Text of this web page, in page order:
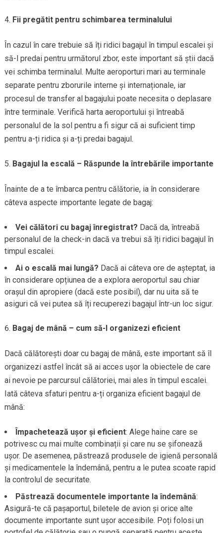
Fii pregătit pentru schimbarea terminalului
În cazul în care trebuie să îți ridici bagajul în timpul escalei și
să-l predai pentru următorul zbor, este important să știi dacă
vei schimba terminalul. Multe aeroporturi mari au terminale
separate pentru zborurile interne și internaționale, iar
procesul de transfer al bagajului poate necesita o deplasare
între terminale. Verifică harta aeroportului și întreabă
personalul de la sol pentru a fi sigur că ai suficient timp
pentru a-ți ridica și a-ți predai bagajul.
Bagajul la escală – Răspunde la întrebările importante
Înainte de a te îmbarca pentru călătorie, ia în considerare
câteva aspecte importante legate de bagaj:
Vei călători cu bagaj înregistrat? Dacă da, întreabă
personalul de la check-in dacă va trebui să îți ridici bagajul în
timpul escalei.
Ai o escală mai lungă? Dacă ai câteva ore de așteptat, ia
în considerare opțiunea de a explora aeroportul sau chiar
orașul din apropiere (dacă este posibil), dar nu uita să te
asiguri că vei putea să îți recuperezi bagajul într-un loc sigur.
Bagaj de mână – cum să-l organizezi eficient
Dacă călătorești doar cu bagaj de mână, este important să îl
organizezi astfel încât să ai acces ușor la obiectele de care
ai nevoie pe parcursul călătoriei, mai ales în timpul escalei.
Iată câteva sfaturi pentru a-ți organiza eficient bagajul de
mână:
Împachetează ușor și eficient: Alege haine care se
potrivesc cu mai multe combinații și care nu se șifonează
ușor. De asemenea, păstrează produsele de igienă personală
și medicamentele la îndemână, pentru a le putea scoate rapid
la controlul de securitate.
Păstrează documentele importante la îndemână:
Asigură-te că pașaportul, biletele de avion și orice alte
documente importante sunt ușor accesibile. Poți folosi un